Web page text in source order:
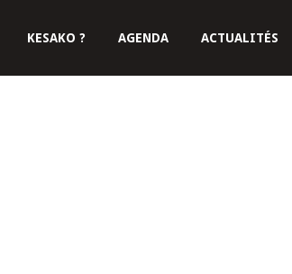
KESAKO ? AGENDA ACTUALITÉS